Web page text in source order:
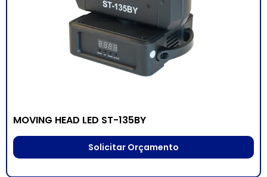
MOVING HEAD LED ST-135BY
Solicitar Orçamento